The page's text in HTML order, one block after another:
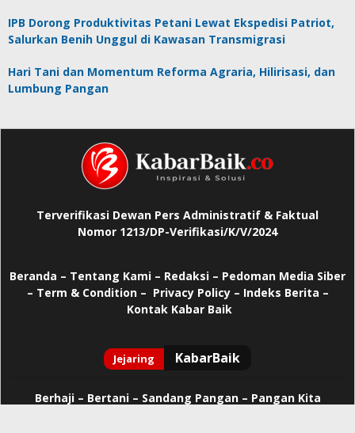
IPB Dorong Produktivitas Petani Lewat Ekspedisi Patriot,
Salurkan Benih Unggul di Kawasan Transmigrasi
Hari Tani dan Momentum Reforma Agraria, Hilirisasi, dan
Lumbung Pangan
Terverifikasi Dewan Pers Administratif & Faktual
Nomor 1213/DP-Verifikasi/K/V/2024
Beranda – Tentang Kami – Redaksi – Pedoman Media Siber
– Term & Condition – Privacy Policy– Indeks Berita –
Kontak Kabar Baik
Berhaji– Bertani – Sandang Pangan – Pangan Kita